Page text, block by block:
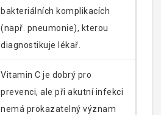
bakteriálních komplikacích
(např. pneumonie), kterou
diagnostikuje lékař.
Vitamin C je dobrý pro
prevenci, ale při akutní infekci
nemá prokazatelný význam